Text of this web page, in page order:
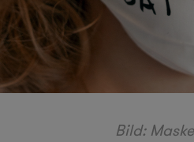
Bild: